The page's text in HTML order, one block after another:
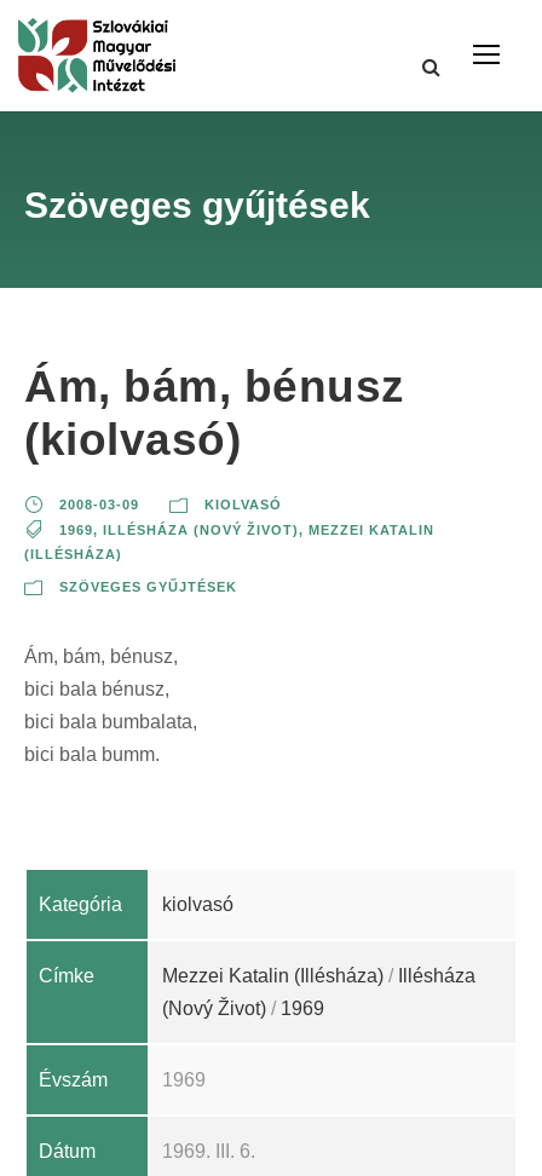
Szöveges gyűjtések
Ám, bám, bénusz
(kiolvasó)
2008-03-09
KIOLVASÓ
1969, ILLÉSHÁZA (NOVÝ ŽIVOT), MEZZEI KATALIN
(ILLÉSHÁZA)
SZÖVEGES GYŰJTÉSEK
Ám, bám, bénusz,
bici bala bénusz,
bici bala bumbalata,
bici bala bumm.
Kategória kiolvasó
Címke Mezzei Katalin (Illésháza) /
Illésháza
(Nový Život) / 1969
Évszám 1969
Dátum 1969. III. 6.